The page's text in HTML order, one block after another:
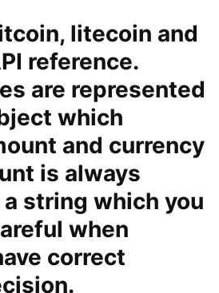
litecoin and
reference.
are represented
which
and currency
is always
string which you
when
correct